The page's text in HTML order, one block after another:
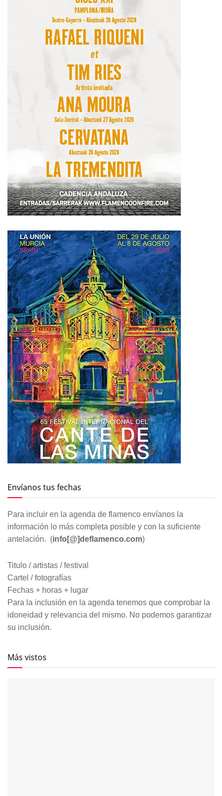
Envíanos tus fechas
Para incluir en la agenda de flamenco envíanos la
información lo más completa posible y con la suficiente
antelación. (info[@]deflamenco.com)
Titulo / artistas / festival
Cartel / fotografías
Fechas + horas + lugar
Para la inclusión en la agenda tenemos que comprobar la
idoneidad y relevancia del mismo. No podemos garantizar
su inclusión.
Más vistos